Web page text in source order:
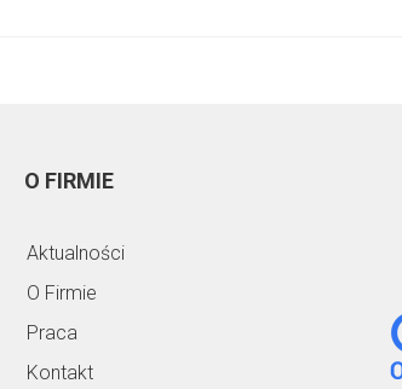
O FIRMIE
Aktualności
O Firmie
Praca
Kontakt